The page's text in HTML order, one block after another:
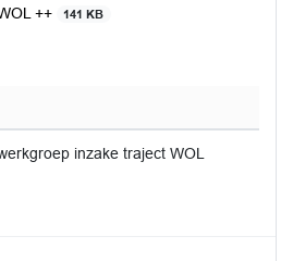
++
141 KB
inzake traject WOL